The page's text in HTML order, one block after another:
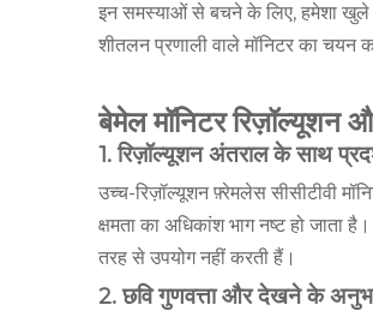
इन समस्याओं से बचने के लिए, हमेशा खुले
शीतलन प्रणाली वाले मॉनिटर का चयन
बेमेल मॉनिटर रिज़ॉल्यूशन
1. रिज़ॉल्यूशन अंतराल के साथ
उच्च-रिज़ॉल्यूशन फ़्रेमलेस सीसीटीवी
क्षमता का अधिकांश भाग नष्ट हो जाता
तरह से उपयोग नहीं करती हैं।
2. छवि गुणवत्ता और देखने के